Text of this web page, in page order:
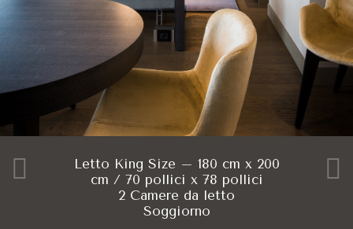
La VIU Suite dell'Hotel VIU Milan offre una superficie di 110
Perché The VIU
The VIU Suite è la scelta perfetta per il segmento business
L'Hotel VIU
Sì, l'Hotel VIU Milan offre un parcheggio privato in loco
Quali sono i
Letto King Size – 180 cm x 200
cm / 70 pollici x 78 pollici
2 Camere da letto
Soggiorno